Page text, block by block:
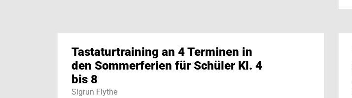
Tastaturtraining an 4 Terminen in
den Sommerferien für Schüler Kl. 4
bis 8
Sigrun Flythe